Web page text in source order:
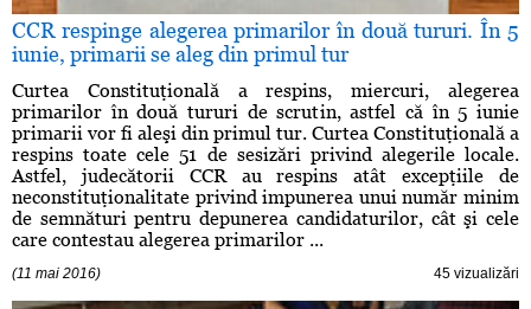
CCR respinge alegerea primarilor în două tururi. În 5
iunie, primarii se aleg din primul tur
Curtea Constituţională a respins, miercuri, alegerea
primarilor în două tururi de scrutin, astfel că în 5 iunie
primarii vor fi aleşi din primul tur. Curtea Constituţională a
respins toate cele 51 de sesizări privind alegerile locale.
Astfel, judecătorii CCR au respins atât excepţiile de
neconstituţionalitate privind impunerea unui număr minim
de semnături pentru depunerea candidaturilor, cât şi cele
care contestau alegerea primarilor ...
(11 mai 2016) 45 vizualizări